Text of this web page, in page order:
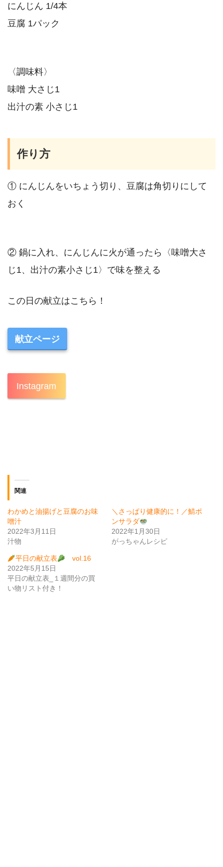
にんじん 1/4本
豆腐 1パック
〈調味料〉
味噌 大さじ1
出汁の素 小さじ1
作り方
① にんじんをいちょう切り、豆腐は角切りにして
おく
② 鍋に入れ、にんじんに火が通ったら〈味噌大さ
じ1、出汁の素小さじ1〉で味を整える
この日の献立はこちら！
献立ページ
Instagram
関連
わかめと油揚げと豆腐のお味
噌汁
2022年3月11日
汁物
＼さっぱり健康的に！／鯖ポ
ンサラダ
2022年1月30日
がっちゃんレシピ
平日の献立表
vol.16
2022年5月15日
平日の献立表_１週間分の買
い物リスト付き！